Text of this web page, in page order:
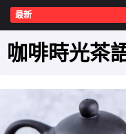
最新
咖啡時光茶